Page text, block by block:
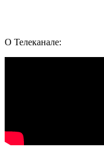
О Телеканале: